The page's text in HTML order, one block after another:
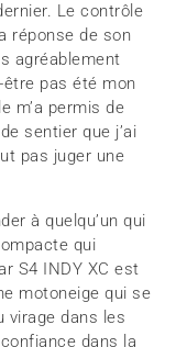
Le contrôle
réponse de son
agréablement
être pas été mon
m’a permis de
sentier que j’ai
pas juger une
à quelqu’un qui
qui
S4 INDY XC est
motoneige qui se
virage dans les
dans la